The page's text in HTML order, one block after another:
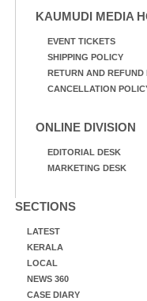
KAUMUDI MEDIA
EVENT TICKETS
SHIPPING POLICY
RETURN AND REFUND
CANCELLATION
ONLINE DIVISION
EDITORIAL DESK
MARKETING DESK
SECTIONS
LATEST
KERALA
LOCAL
NEWS 360
CASE DIARY